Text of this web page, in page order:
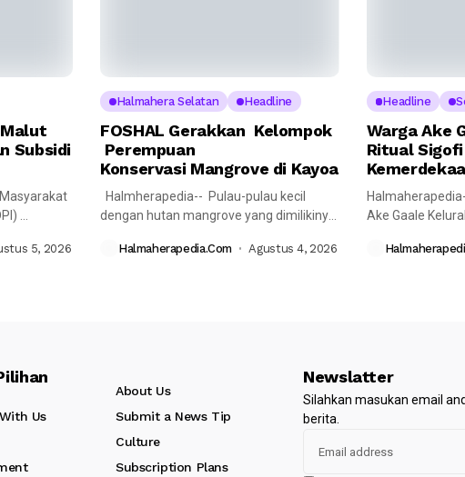
Malut
Subsidi
5, 2026
Halmahera Selatan Headline
FOSHAL Gerakkan Kelompok
Perempuan
Konservasi Mangrove di Kayoa
Halmherapedia-- Pulau-pulau kecil
dengan hutan mangrove yang dimilikinya,
Halmaherapedia.com Agustus 4, 2026
Headline
Warga Ake
Ritual
Ake Gaale
About Us
Us
Submit a News Tip
Culture
Subscription Plans
Newslatter
Silahkan masukan email
berita.